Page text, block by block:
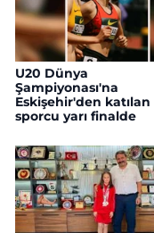
U20 Dünya
Şampiyonası'na
Eskişehir'den
sporcu yarı finalde